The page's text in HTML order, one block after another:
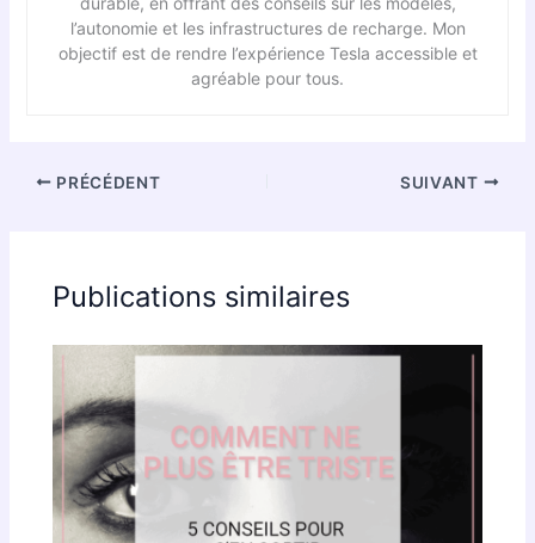
l’autonomie et les infrastructures de recharge. Mon
objectif est de rendre l’expérience Tesla accessible et
agréable pour tous.
PRÉCÉDENT SUIVANT
Publications similaires